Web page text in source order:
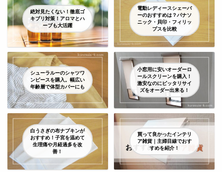
絶対見たくない！徹底ゴ
キブリ対策！アロマとハ
ーブも大活躍
電動レディースシェーバ
ーのおすすめは？パナソ
ニック・貝印・フィリッ
プスを比較
シューラルーのシャツワ
ンピースを購入。幅広い
年齢層で体型カバーにも
小窓用に安いオーダーロ
ールスクリーンを購入！
激安なのにピッタリサイ
ズをオーダー出来る！
白うさぎの布ナプキンが
おすすめ！子宮を温めて
生理痛や月経過多を改
善！
買って良かったインテリ
ア雑貨｜主婦目線でおす
すめを紹介！